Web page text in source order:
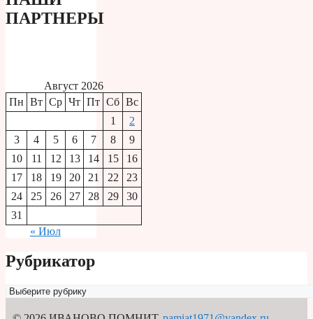
ПАРТНЕРЫ
Август 2026
Пн Вт Ср Чт Пт Сб Вс
1
2
3
4 5 6 7 8
9
10
11 12 13 14 15
16
17
18 19 20 21 22
23
24
25 26 27 28 29
30
31
« Июл
Рубрикатор
Рубрикатор